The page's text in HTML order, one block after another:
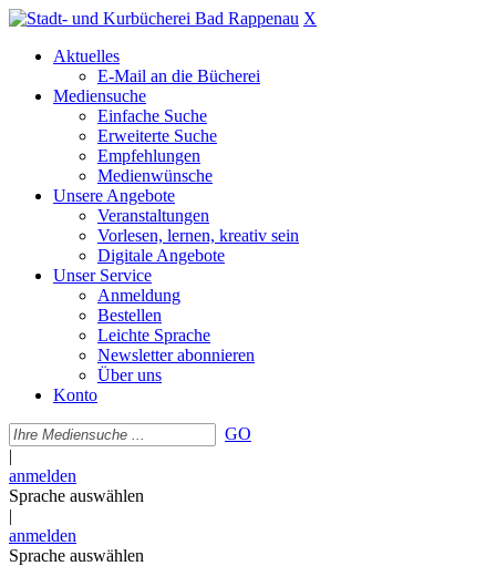
X
Aktuelles
E-Mail an die Bücherei
Mediensuche
Einfache Suche
Erweiterte Suche
Empfehlungen
Medienwünsche
Unsere Angebote
Veranstaltungen
Vorlesen, lernen, kreativ sein
Digitale Angebote
Unser Service
Anmeldung
Bestellen
Leichte Sprache
Newsletter abonnieren
Über uns
Konto
GO
|
anmelden
Sprache auswählen
|
anmelden
Sprache auswählen